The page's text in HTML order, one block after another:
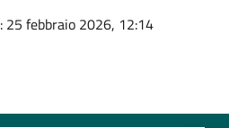
: 25 febbraio 2026, 12:14